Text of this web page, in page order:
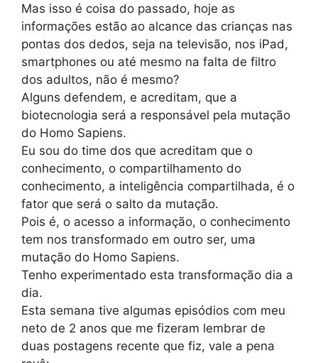
Mas isso é coisa do passado, hoje as
informações estão ao alcance das crianças nas
pontas dos dedos, seja na televisão, nos iPad,
smartphones ou até mesmo na falta de filtro
dos adultos, não é mesmo?
Alguns defendem, e acreditam, que a
biotecnologia será a responsável pela mutação
do Homo Sapiens.
Eu sou do time dos que acreditam que o
conhecimento, o compartilhamento do
conhecimento, a inteligência compartilhada, é o
fator que será o salto da mutação.
Pois é, o acesso a informação, o conhecimento
tem nos transformado em outro ser, uma
mutação do Homo Sapiens.
Tenho experimentado esta transformação dia a
dia.
Esta semana tive algumas episódios com meu
neto de 2 anos que me fizeram lembrar de
duas postagens recente que fiz, vale a pena